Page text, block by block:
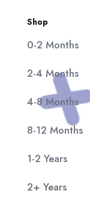
Shop
0-2 Months
2-4 Months
4-8 Months
8-12 Months
1-2 Years
2+ Years